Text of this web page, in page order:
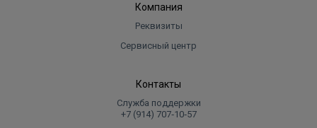
Компания
Реквизиты
Сервисный центр
Контакты
Служба поддержки
+7 (914) 707‑10‑57